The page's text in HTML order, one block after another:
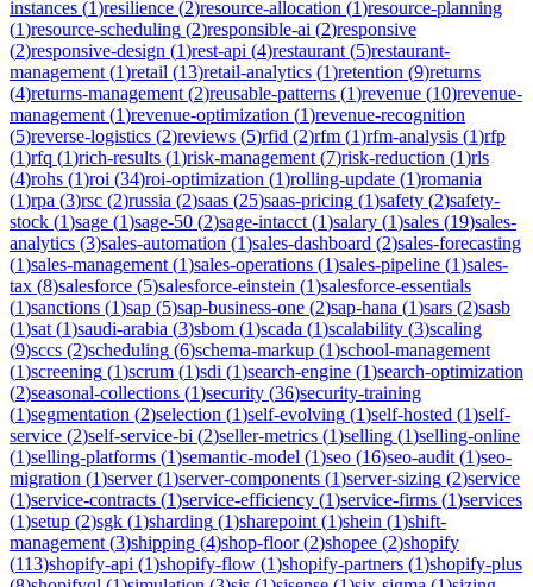
instances (1)resilience (2)resource-allocation (1)resource-planning
(1)resource-scheduling (2)responsible-ai (2)responsive
(2)responsive-design (1)rest-api (4)restaurant (5)restaurant-
management (1)retail (13)retail-analytics (1)retention (9)returns
(4)returns-management (2)reusable-patterns (1)revenue (10)revenue-
management (1)revenue-optimization (1)revenue-recognition
(5)reverse-logistics (2)reviews (5)rfid (2)rfm (1)rfm-analysis (1)rfp
(1)rfq (1)rich-results (1)risk-management (7)risk-reduction (1)rls
(4)rohs (1)roi (34)roi-optimization (1)rolling-update (1)romania
(1)rpa (3)rsc (2)russia (2)saas (25)saas-pricing (1)safety (2)safety-
stock (1)sage (1)sage-50 (2)sage-intacct (1)salary (1)sales (19)sales-
analytics (3)sales-automation (1)sales-dashboard (2)sales-forecasting
(1)sales-management (1)sales-operations (1)sales-pipeline (1)sales-
tax (8)salesforce (5)salesforce-einstein (1)salesforce-essentials
(1)sanctions (1)sap (5)sap-business-one (2)sap-hana (1)sars (2)sasb
(1)sat (1)saudi-arabia (3)sbom (1)scada (1)scalability (3)scaling
(9)sccs (2)scheduling (6)schema-markup (1)school-management
(1)screening (1)scrum (1)sdi (1)search-engine (1)search-optimization
(2)seasonal-collections (1)security (36)security-training
(1)segmentation (2)selection (1)self-evolving (1)self-hosted (1)self-
service (2)self-service-bi (2)seller-metrics (1)selling (1)selling-online
(1)selling-platforms (1)semantic-model (1)seo (16)seo-audit (1)seo-
migration (1)server(1)server-components (1)server-sizing (2)service
(1)service-contracts (1)service-efficiency (1)service-firms (1)services
(1)setup (2)sgk (1)sharding (1)sharepoint (1)shein (1)shift-
management (3)shipping (4)shop-floor(2)shopee (2)shopify
(113)shopify-api (1)shopify-flow (1)shopify-partners (1)shopify-plus